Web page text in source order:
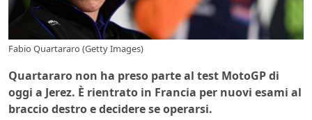
Fabio Quartararo (Getty Images)
Quartararo non ha preso parte al test MotoGP di
oggi a Jerez. È rientrato in Francia per nuovi esami al
braccio destro e decidere se operarsi.